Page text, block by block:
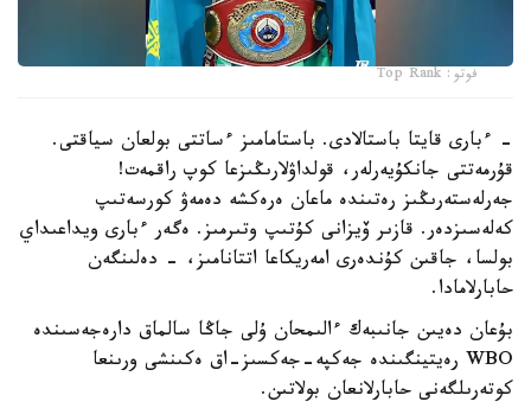
فوتو: Top Rank
- ءبارى قايتا باستالادى. باستامامىز ءساتتى بولعان سياقتى.
قۇرمەتتى جانكۇيەرلەر، قولداۋلارىڭىزعا كوپ راقمەت!
جەرلەستەرىڭىز رەتىندە ماعان ەرەكشە دەمەۋ كورسەتىپ
كەلەسىزدەر. قازىر ۆيزانى كۇتىپ وتىرمىز. ەگەر ءبارى ويداعىداي
بولسا، جاقىن كۇندەرى امەريكاعا اتتانامىز، - دەلىنگەن
حابارلامادا.
بۇعان دەيىن جانىبەك ءالىمحان ۇلى جاڭا سالماق دارەجەسىندە
WBO رەيتينگىندە جەكپە-جەكسىز-اق ەكىنشى ورىنعا
كوتەرىلگەنى حابارلانعان بولاتىن.